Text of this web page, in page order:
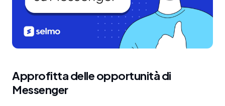
Approfitta delle opportunità di
Messenger